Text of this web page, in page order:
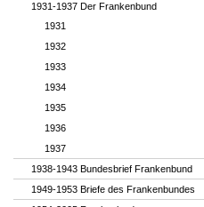
1931-1937 Der Frankenbund
1931
1932
1933
1934
1935
1936
1937
1938-1943 Bundesbrief Frankenbund
1949-1953 Briefe des Frankenbundes